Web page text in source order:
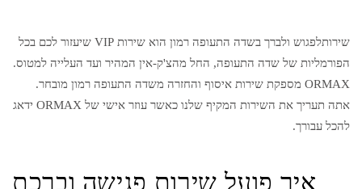
שירותלפגוש ולברך בשדה התעופה רמון הוא שירות VIP שיעזור לכם בכל
הפורמליות של שדה התעופה, החל מהצ'ק-אין המהיר ועד העלייה למטוס.
ORMAX מספקת שירות איסוף והחזרה משדה התעופה רמון מובחר.
אתה תעריך את השירות המקיף שלנו כאשר עוזר אישי של ORMAX ידאג
להכל עבורך.
איך פועל שירות פגישה וברכת